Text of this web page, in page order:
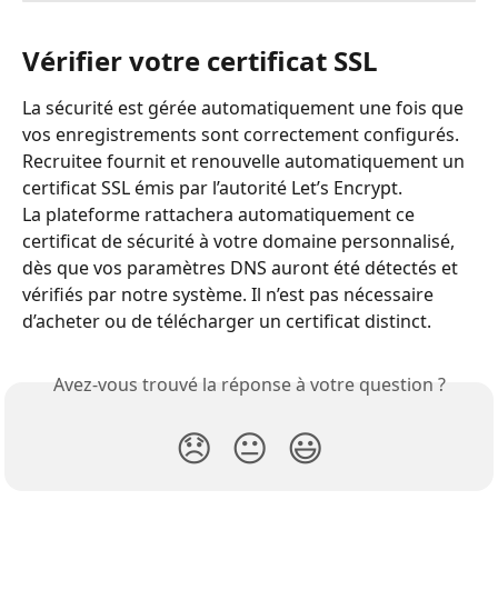
Vérifier votre certificat SSL
La sécurité est gérée automatiquement une fois que
vos enregistrements sont correctement configurés.
Recruitee fournit et renouvelle automatiquement un
certificat SSL émis par l’autorité Let’s Encrypt.
La plateforme rattachera automatiquement ce
certificat de sécurité à votre domaine personnalisé,
dès que vos paramètres DNS auront été détectés et
vérifiés par notre système. Il n’est pas nécessaire
d’acheter ou de télécharger un certificat distinct.
Avez-vous trouvé la réponse à votre question ?
😞 😐 😃